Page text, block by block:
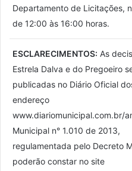
Departamento de Licitações,
de 12:00 às 16:00 horas.
ESCLARECIMENTOS: As
Estrela Dalva e do Pregoeiro
publicadas no Diário Oficial
endereço
www.diariomunicipal.com.br/
Municipal n° 1.010 de 2013,
regulamentada pelo Decreto
poderão constar no site